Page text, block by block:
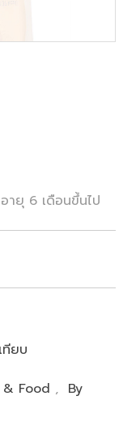
ายุ 6 เดือนขึ้นไป
ทียบ
Food , By